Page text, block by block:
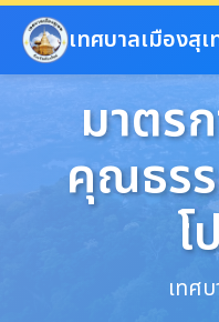
ข้ามไปยังเนื้อหาหลัก
เทศบาลเมืองสุ
มาตร
คุณธร
โ
เทศ